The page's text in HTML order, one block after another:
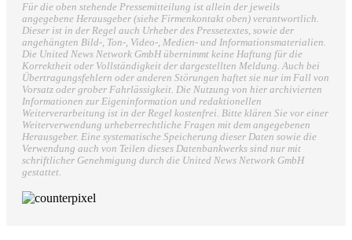
Für die oben stehende Pressemitteilung ist allein der jeweils
angegebene Herausgeber (siehe Firmenkontakt oben) verantwortlich.
Dieser ist in der Regel auch Urheber des Pressetextes, sowie der
angehängten Bild-, Ton-, Video-, Medien- und Informationsmaterialien.
Die United News Network GmbH übernimmt keine Haftung für die
Korrektheit oder Vollständigkeit der dargestellten Meldung. Auch bei
Übertragungsfehlern oder anderen Störungen haftet sie nur im Fall von
Vorsatz oder grober Fahrlässigkeit. Die Nutzung von hier archivierten
Informationen zur Eigeninformation und redaktionellen
Weiterverarbeitung ist in der Regel kostenfrei. Bitte klären Sie vor einer
Weiterverwendung urheberrechtliche Fragen mit dem angegebenen
Herausgeber. Eine systematische Speicherung dieser Daten sowie die
Verwendung auch von Teilen dieses Datenbankwerks sind nur mit
schriftlicher Genehmigung durch die United News Network GmbH
gestattet.